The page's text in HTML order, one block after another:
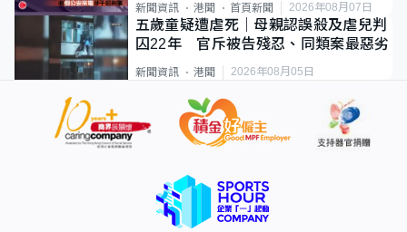
新聞資訊 港聞 首頁新聞 2026年08月07日
五歲童疑遭虐死｜母親認誤殺及虐兒判
囚22年 官斥被告殘忍、同類案最惡劣
新聞資訊 港聞 2026年08月05日